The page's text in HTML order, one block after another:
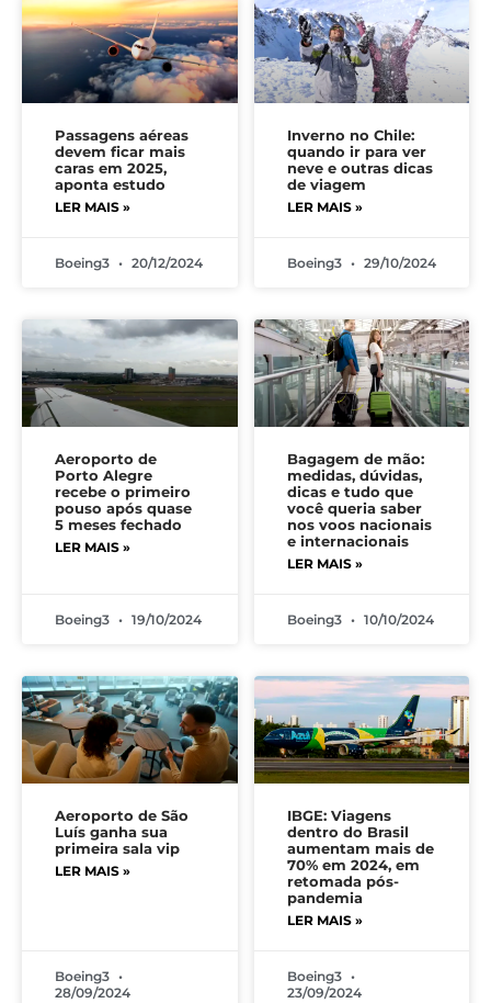
Passagens aéreas
devem ficar mais
caras em 2025,
aponta estudo
LER MAIS »
Boeing3 20/12/2024
Inverno no Chile:
quando ir para ver
neve e outras dicas
de viagem
LER MAIS »
Boeing3 29/10/2024
Aeroporto de
Porto Alegre
recebe o primeiro
pouso após quase
5 meses fechado
LER MAIS »
Boeing3 19/10/2024
Bagagem de mão:
medidas, dúvidas,
dicas e tudo que
você queria saber
nos voos nacionais
e internacionais
LER MAIS »
Boeing3 10/10/2024
Aeroporto de São
Luís ganha sua
primeira sala vip
LER MAIS »
Boeing3
28/09/2024
IBGE: Viagens
dentro do Brasil
aumentam mais de
70% em 2024, em
retomada pós-
pandemia
LER MAIS »
Boeing3
23/09/2024